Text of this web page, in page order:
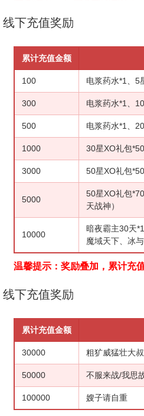
线下充值奖励
累计充值金额
100 电浆药水*1、5
300 电浆药水*1、
500 电浆药水*1、
1000 30星XO礼包
3000 50星XO礼包
5000
50星XO礼包
天战神）
10000
暗夜霸主30天
魔域天下、冰
温馨提示：奖励叠加，累计充
线下充值奖励
累计充值金额
30000 粗犷威猛壮大
50000 不服来战/我思
100000 嫂子请自重